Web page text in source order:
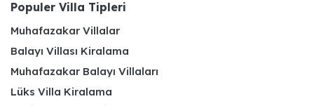
Populer Villa Tipleri
Muhafazakar Villalar
Balayı Villası Kiralama
Muhafazakar Balayı Villaları
Lüks Villa Kiralama